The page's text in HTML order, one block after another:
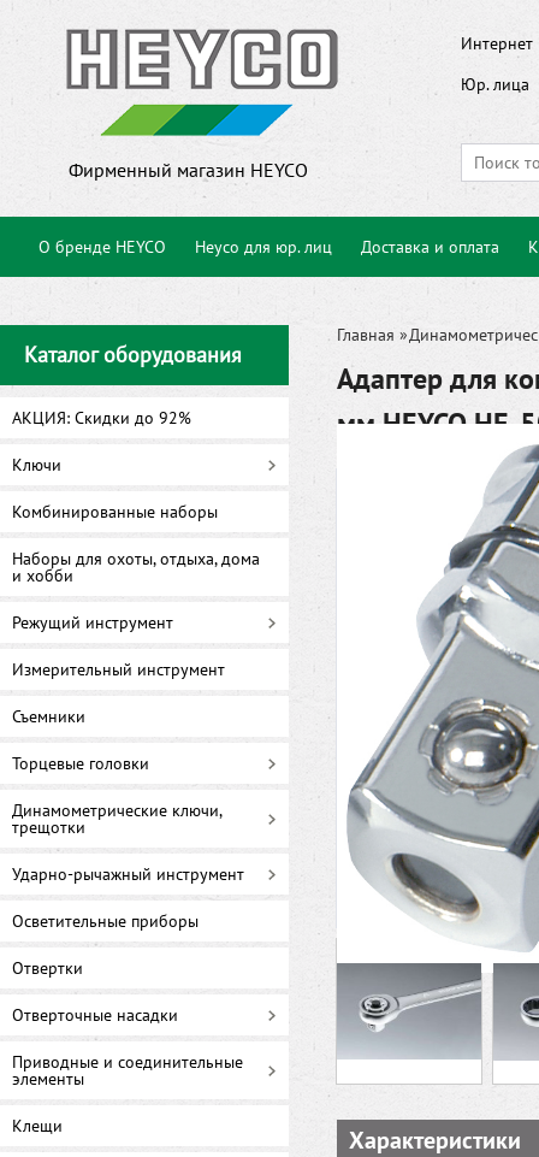
Фирменный магазин HEYCO
Интернет
Юр. лица
О бренде HEYCO Heyco для юр. лиц Доставка и оплата
Каталог оборудования
АКЦИЯ: Скидки до 92%
Ключи
Комбинированные наборы
Наборы для охоты, отдыха, дома
и хобби
Режущий инструмент
Измерительный инструмент
Съемники
Торцевые головки
Динамометрические ключи,
трещотки
Ударно-рычажный инструмент
Осветительные приборы
Отвертки
Отверточные насадки
Приводные и соединительные
элементы
Клещи
Главная »
Адаптер для
мм HEYCO
Характеристики